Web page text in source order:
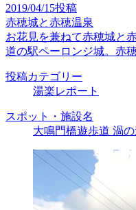
2019/04/15投稿
赤穂城と赤穂温泉
お花見を兼ねて赤穂城と
道の駅ペーロンジ城。赤
投稿カテゴリー
湯楽レポート
スポット・施設名
大鳴門橋遊歩道 渦